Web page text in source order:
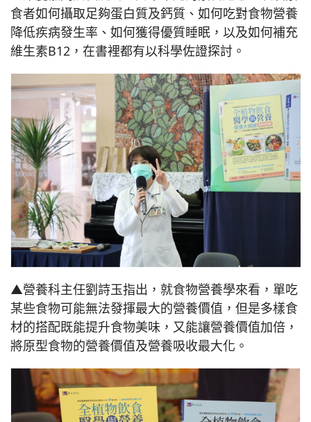
食者如何攝取足夠蛋白質及鈣質、如何吃對食物營養
降低疾病發生率、如何獲得優質睡眠，以及如何補充
維生素B12，在書裡都有以科學佐證探討。
▲營養科主任劉詩玉指出，就食物營養學來看，單吃
某些食物可能無法發揮最大的營養價值，但是多樣食
材的搭配既能提升食物美味，又能讓營養價值加倍，
將原型食物的營養價值及營養吸收最大化。